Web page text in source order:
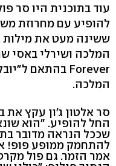
עוד בתוכנית היו סר
להופיע עם מחרוזת
ששינה מעט את מילות
המלכה.
סר אלטון ג'ון עקץ
החל להופיע. "הוא
שככל הנראה מדובר
להתחמק ממופע פופ!
אמר הזמר. גם פול